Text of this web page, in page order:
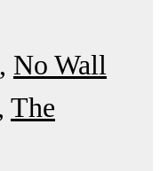
No Wall
The